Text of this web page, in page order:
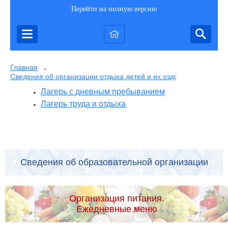
Перейти на полную версию
Главная →
Сведения об организации отдыха детей и их оздоровлении
Лагерь с дневным пребыванием
Лагерь труда и отдыха
Сведения об образовательной организации
Организация питания.
Ежедневные меню